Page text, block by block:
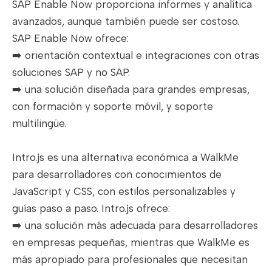
SAP Enable Now proporciona informes y analítica
avanzados, aunque también puede ser costoso.
SAP Enable Now ofrece:
➡️ orientación contextual e integraciones con otras
soluciones SAP y no SAP.
➡️ una solución diseñada para grandes empresas,
con formación y soporte móvil, y soporte
multilingüe.
Intro.js es una alternativa económica a WalkMe
para desarrolladores con conocimientos de
JavaScript y CSS, con estilos personalizables y
guías paso a paso. Intro.js ofrece:
➡️ una solución más adecuada para desarrolladores
en empresas pequeñas, mientras que WalkMe es
más apropiado para profesionales que necesitan